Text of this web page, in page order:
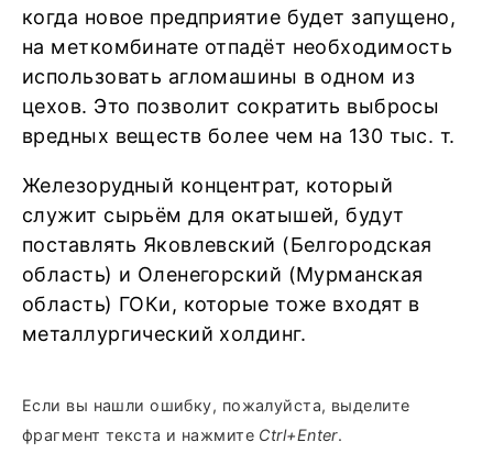
когда новое предприятие будет запущено,
на меткомбинате отпадёт необходимость
использовать агломашины в одном из
цехов. Это позволит сократить выбросы
вредных веществ более чем на 130 тыс. т.
Железорудный концентрат, который
служит сырьём для окатышей, будут
поставлять Яковлевский (Белгородская
область) и Оленегорский (Мурманская
область) ГОКи, которые тоже входят в
металлургический холдинг.
Если вы нашли ошибку, пожалуйста, выделите
фрагмент текста и нажмите Ctrl+Enter.